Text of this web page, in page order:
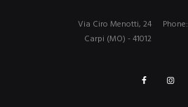
Phone:
Via Ciro Menotti, 24
Carpi (MO) - 41012